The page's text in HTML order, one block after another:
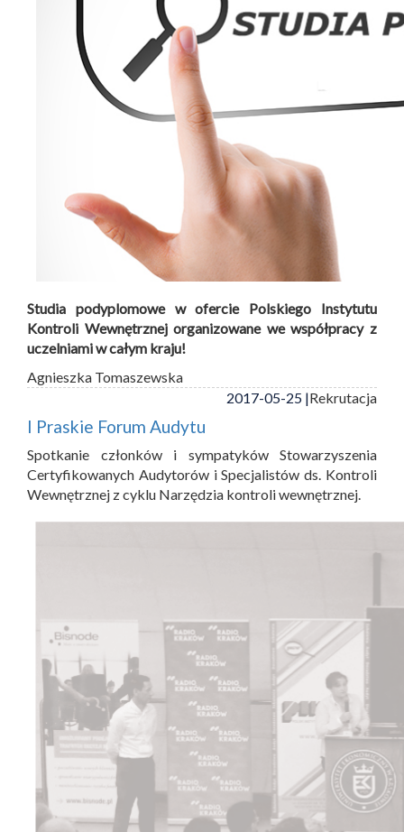
Studia podyplomowe w ofercie Polskiego Instytutu
Kontroli Wewnętrznej organizowane we współpracy z
uczelniami w całym kraju!
Agnieszka Tomaszewska
2017-05-25 |Rekrutacja
I Praskie Forum Audytu
Spotkanie członków i sympatyków Stowarzyszenia
Certyfikowanych Audytorów i Specjalistów ds. Kontroli
Wewnętrznej z cyklu Narzędzia kontroli wewnętrznej.